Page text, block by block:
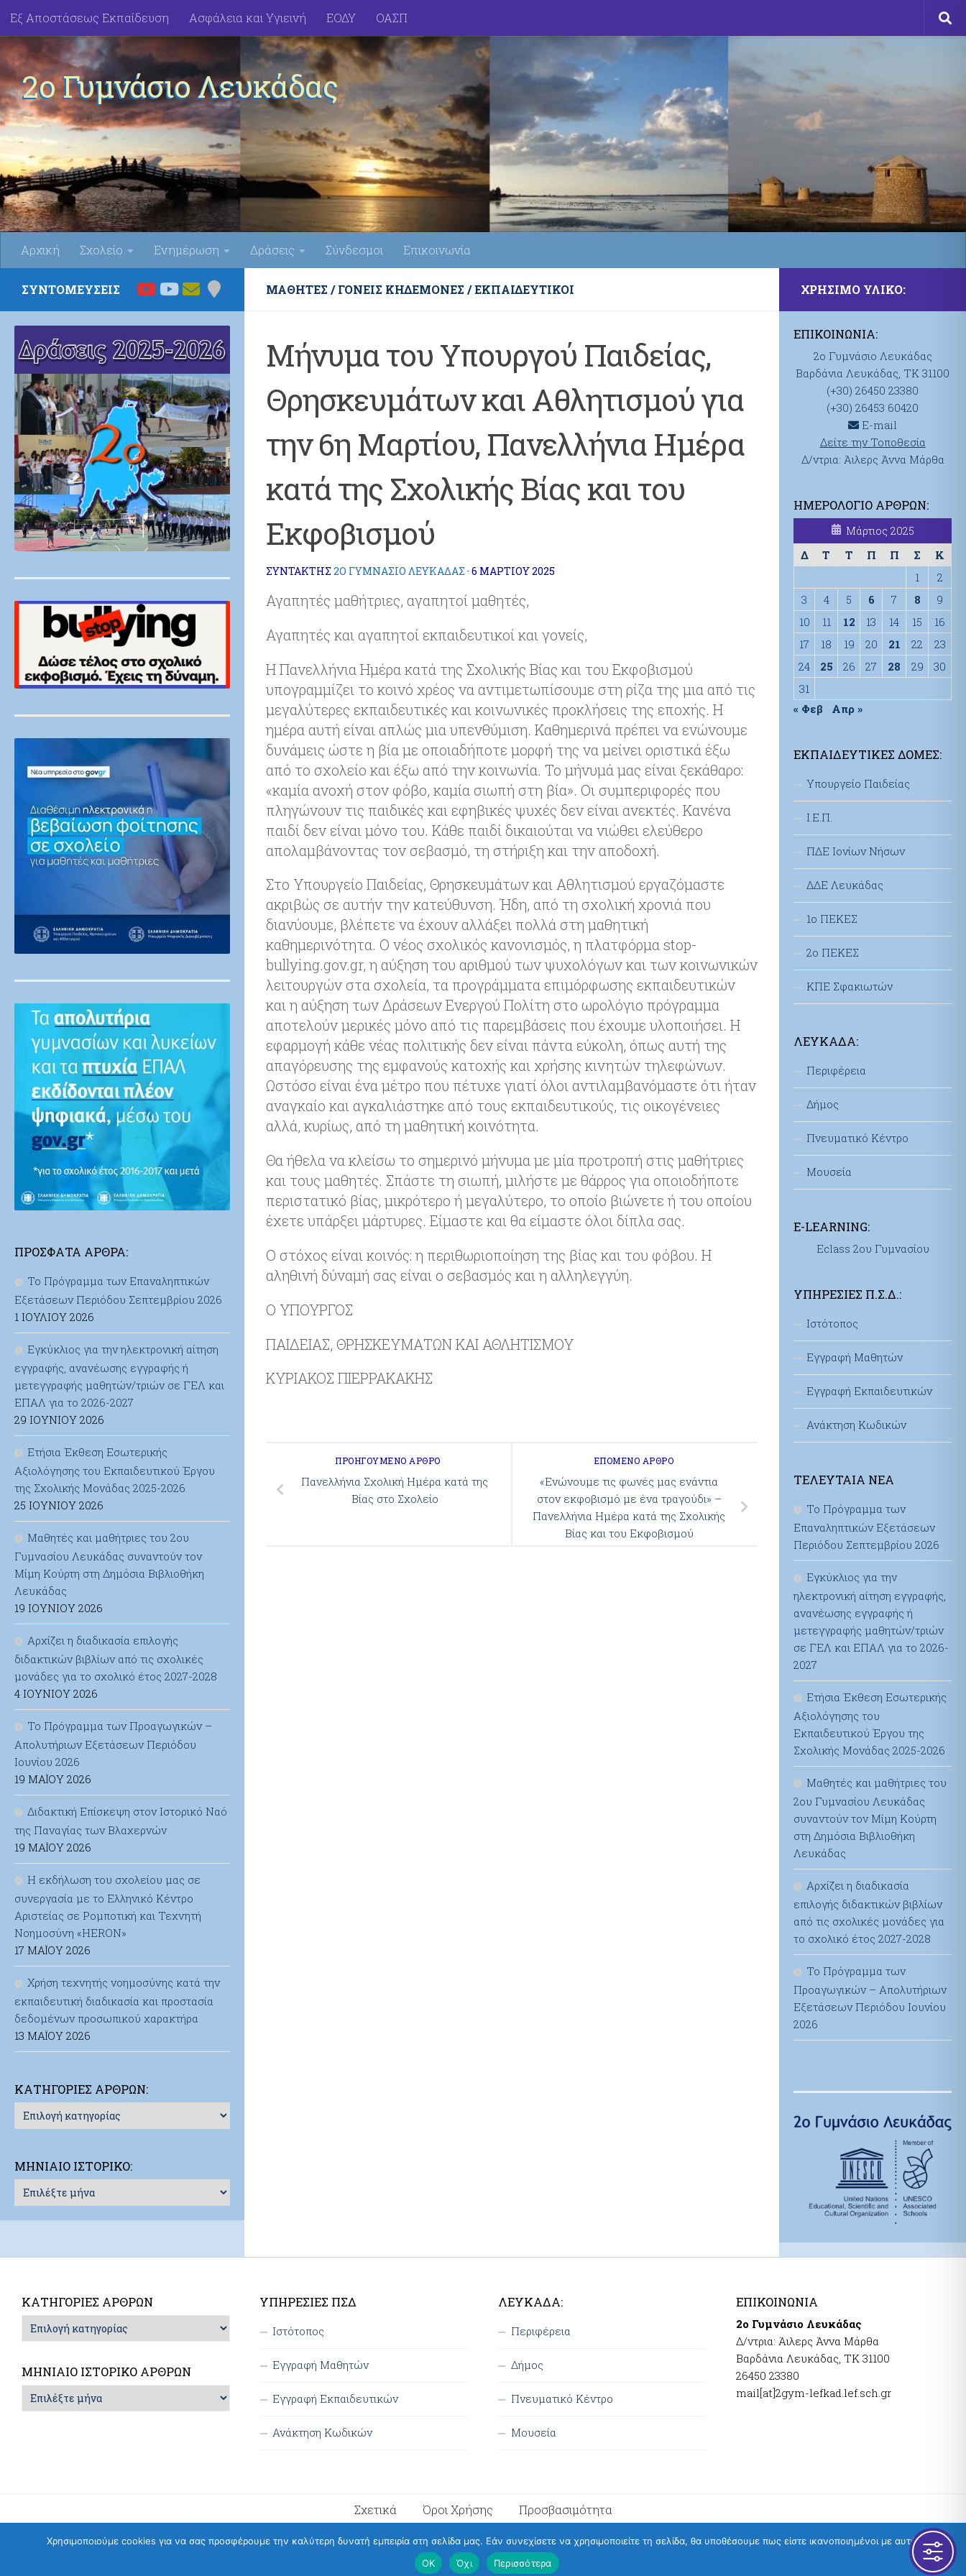
Skip to content
Εξ Αποστάσεως Εκπαίδευση Ασφάλεια και Υγιεινή ΕΟΔΥ ΟΑΣΠ
2ο Γυμνάσιο Λευκάδας
Αρχική Σχολείο Ενημέρωση Δράσεις Σύνδεσμοι Επικοινωνία
ΜΑΘΗΤΈΣ / ΓΟΝΕΊΣ ΚΗΔΕΜΌΝΕΣ /ΕΚΠΑΙΔΕΥΤΙΚΟΊ
Μήνυμα του Υπουργού Παιδείας,
Θρησκευμάτων και Αθλητισμού για
την 6η Μαρτίου, Πανελλήνια Ημέρα
κατά της Σχολικής Βίας και του
Εκφοβισμού
ΣΥΝΤΆΚΤΗΣ 2Ο ΓΥΜΝΑΣΙΟ ΛΕΥΚΑΔΑΣ · 6 ΜΑΡΤΊΟΥ 2025
Αγαπητές μαθήτριες, αγαπητοί μαθητές,
Αγαπητές και αγαπητοί εκπαιδευτικοί και γονείς,
Η Πανελλήνια Ημέρα κατά της Σχολικής Βίας και του Εκφοβισμού
υπογραμμίζει το κοινό χρέος να αντιμετωπίσουμε στη ρίζα της μια από τις
μεγαλύτερες εκπαιδευτικές και κοινωνικές προκλήσεις της εποχής. Η
ημέρα αυτή είναι απλώς μια υπενθύμιση. Καθημερινά πρέπει να ενώνουμε
δυνάμεις ώστε η βία με οποιαδήποτε μορφή της να μείνει οριστικά έξω
από το σχολείο και έξω από την κοινωνία. Το μήνυμά μας είναι ξεκάθαρο:
«καμία ανοχή στον φόβο, καμία σιωπή στη βία». Οι συμπεριφορές που
πληγώνουν τις παιδικές και εφηβικές ψυχές δεν είναι ανεκτές. Κανένα
παιδί δεν είναι μόνο του. Κάθε παιδί δικαιούται να νιώθει ελεύθερο
απολαμβάνοντας τον σεβασμό, τη στήριξη και την αποδοχή.
Στο Υπουργείο Παιδείας, Θρησκευμάτων και Αθλητισμού εργαζόμαστε
ακριβώς σε αυτήν την κατεύθυνση. Ήδη, από τη σχολική χρονιά που
διανύουμε, βλέπετε να έχουν αλλάξει πολλά στη μαθητική
καθημερινότητα. Ο νέος σχολικός κανονισμός, η πλατφόρμα stop-
bullying.gov.gr, η αύξηση του αριθμού των ψυχολόγων και των κοινωνικών
λειτουργών στα σχολεία, τα προγράμματα επιμόρφωσης εκπαιδευτικών
και η αύξηση των Δράσεων Ενεργού Πολίτη στο ωρολόγιο πρόγραμμα
αποτελούν μερικές μόνο από τις παρεμβάσεις που έχουμε υλοποιήσει. Η
εφαρμογή κάθε νέας πολιτικής δεν είναι πάντα εύκολη, όπως αυτή της
απαγόρευσης της εμφανούς κατοχής και χρήσης κινητών τηλεφώνων.
Ωστόσο είναι ένα μέτρο που πέτυχε γιατί όλοι αντιλαμβανόμαστε ότι ήταν
αναγκαίο και αγκαλιάστηκε από τους εκπαιδευτικούς, τις οικογένειες
αλλά, κυρίως, από τη μαθητική κοινότητα.
Θα ήθελα να κλείσω το σημερινό μήνυμα με μία προτροπή στις μαθήτριες
και τους μαθητές. Σπάστε τη σιωπή, μιλήστε με θάρρος για οποιοδήποτε
περιστατικό βίας, μικρότερο ή μεγαλύτερο, το οποίο βιώνετε ή του οποίου
έχετε υπάρξει μάρτυρες. Είμαστε και θα είμαστε όλοι δίπλα σας.
Ο στόχος είναι κοινός: η περιθωριοποίηση της βίας και του φόβου. Η
αληθινή δύναμή σας είναι ο σεβασμός και η αλληλεγγύη.
Ο ΥΠΟΥΡΓΟΣ
ΠΑΙΔΕΙΑΣ, ΘΡΗΣΚΕΥΜΑΤΩΝ ΚΑΙ ΑΘΛΗΤΙΣΜΟΥ
ΚΥΡΙΑΚΟΣ ΠΙΕΡΡΑΚΑΚΗΣ
ΕΠΌΜΕΝΟ ΆΡΘΡΟ
«Ενώνουμε τις φωνές μας ενάντια
στον εκφοβισμό με ένα τραγούδι» –
Πανελλήνια Ημέρα κατά της Σχολικής
Βίας και του Εκφοβισμού
ΠΡΟΗΓΟΎΜΕΝΟ ΆΡΘΡΟ
Πανελλήνια Σχολική Ημέρα κατά της
Βίας στο Σχολείο
ΣΥΝΤΟΜΕΥΣΕΙΣ
ΠΡΌΣΦΑΤΑ ΆΡΘΡΑ:
Το Πρόγραμμα των Επαναληπτικών
Εξετάσεων Περιόδου Σεπτεμβρίου 2026
1 ΙΟΥΛΊΟΥ 2026
Εγκύκλιος για την ηλεκτρονική αίτηση
εγγραφής, ανανέωσης εγγραφής ή
μετεγγραφής μαθητών/τριών σε ΓΕΛ και
ΕΠΑΛ για το 2026-2027
29 ΙΟΥΝΊΟΥ 2026
Ετήσια Έκθεση Εσωτερικής
Αξιολόγησης του Εκπαιδευτικού Έργου
της Σχολικής Μονάδας 2025-2026
25 ΙΟΥΝΊΟΥ 2026
Μαθητές και μαθήτριες του 2ου
Γυμνασίου Λευκάδας συναντούν τον
Μίμη Κούρτη στη Δημόσια Βιβλιοθήκη
Λευκάδας
19 ΙΟΥΝΊΟΥ 2026
Αρχίζει η διαδικασία επιλογής
διδακτικών βιβλίων από τις σχολικές
μονάδες για το σχολικό έτος 2027-2028
4 ΙΟΥΝΊΟΥ 2026
Το Πρόγραμμα των Προαγωγικών –
Απολυτήριων Εξετάσεων Περιόδου
Ιουνίου 2026
19 ΜΑΪ́ΟΥ 2026
Διδακτική Επίσκεψη στον Ιστορικό Ναό
της Παναγίας των Βλαχερνών
19 ΜΑΪ́ΟΥ 2026
Η εκδήλωση του σχολείου μας σε
συνεργασία με το Ελληνικό Κέντρο
Αριστείας σε Ρομποτική και Τεχνητή
Νοημοσύνη «HERON»
17 ΜΑΪ́ΟΥ 2026
Χρήση τεχνητής νοημοσύνης κατά την
εκπαιδευτική διαδικασία και προστασία
δεδομένων προσωπικού χαρακτήρα
13 ΜΑΪ́ΟΥ 2026
ΚΑΤΗΓΟΡΊΕΣ ΆΡΘΡΩΝ:
Κατηγορίες
Άρθρων:
ΜΗΝΙΑΊΟ ΙΣΤΟΡΙΚΌ:
Μηνιαίο
Ιστορικό:
ΧΡΗΣΙΜΟ ΥΛΙΚΟ:
ΕΠΙΚΟΙΝΩΝΊΑ:
2ο Γυμνάσιο Λευκάδας
Βαρδάνια Λευκάδας, ΤΚ 31100
(+30) 26450 23380
(+30) 26453 60420
E-mail
Δείτε την Τοποθεσία
Δ/ντρια: Άιλερς Άννα Μάρθα
ΗΜΕΡΟΛΌΓΙΟ ΆΡΘΡΩΝ:
Μάρτιος 2025
Δ
Τ Τ Π Π Σ
Κ
1
2
3
4 5 6 7 8
9
10
11 12 13 14 15
16
17
18 19 20 21 22
23
24
25 26 27 28 29
30
31
« Φεβ
Απρ »
ΕΚΠΑΙΔΕΥΤΙΚΈΣ ΔΟΜΈΣ:
Υπουργείο Παιδείας
Ι.Ε.Π.
ΠΔΕ Ιονίων Νήσων
ΔΔΕ Λευκάδας
1ο ΠΕΚΕΣ
2ο ΠΕΚΕΣ
ΚΠΕ Σφακιωτών
ΛΕΥΚΆΔΑ:
Περιφέρεια
Δήμος
Πνευματικό Κέντρο
Μουσεία
E-LEARNING:
Eclass 2ου Γυμνασίου
ΥΠΗΡΕΣΊΕΣ Π.Σ.Δ.:
Ιστότοπος
Εγγραφή Μαθητών
Εγγραφή Εκπαιδευτικών
Ανάκτηση Κωδικών
ΤΕΛΕΥΤΑΊΑ ΝΈΑ
Το Πρόγραμμα των
Επαναληπτικών Εξετάσεων
Περιόδου Σεπτεμβρίου 2026
Εγκύκλιος για την
ηλεκτρονική αίτηση εγγραφής,
ανανέωσης εγγραφής ή
μετεγγραφής μαθητών/τριών
σε ΓΕΛ και ΕΠΑΛ για το 2026-
2027
Ετήσια Έκθεση Εσωτερικής
Αξιολόγησης του
Εκπαιδευτικού Έργου της
Σχολικής Μονάδας 2025-2026
Μαθητές και μαθήτριες του
2ου Γυμνασίου Λευκάδας
συναντούν τον Μίμη Κούρτη
στη Δημόσια Βιβλιοθήκη
Λευκάδας
Αρχίζει η διαδικασία
επιλογής διδακτικών βιβλίων
από τις σχολικές μονάδες για
το σχολικό έτος 2027-2028
Το Πρόγραμμα των
Προαγωγικών – Απολυτήριων
Εξετάσεων Περιόδου Ιουνίου
2026
ΚΑΤΗΓΟΡΊΕΣ ΆΡΘΡΩΝ
Κατηγορίες
Άρθρων
ΜΗΝΙΑΊΟ ΙΣΤΟΡΙΚΌ ΆΡΘΡΩΝ
Μηνιαίο
Ιστορικό
ΥΠΗΡΕΣΊΕΣ ΠΣΔ
Ιστότοπος
Εγγραφή Μαθητών
Εγγραφή Εκπαιδευτικών
Ανάκτηση Κωδικών
ΛΕΥΚΆΔΑ:
Περιφέρεια
Δήμος
Πνευματικό Κέντρο
Μουσεία
ΕΠΙΚΟΙΝΩΝΊΑ
2ο Γυμνάσιο Λευκάδας
Δ/ντρια: Άιλερς Άννα Μάρθα
Βαρδάνια Λευκάδας, ΤΚ 31100
26450 23380
mail[at]2gym-lefkad.lef.sch.gr
Σχετικά Όροι Χρήσης Προσβασιμότητα
Χρησιμοποιούμε cookies για να σας προσφέρουμε την καλύτερη δυνατή εμπειρία στη σελίδα μας. Εάν συνεχίσετε να χρησιμοποιείτε τη σελίδα, θα υποθέσουμε πως είστε ικανοποιημένοι με αυτό.
ΟΚ
Όχι Περισσότερα